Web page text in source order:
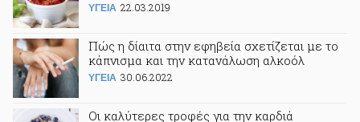
ΥΓΕΙΑ 22.03.2019
Πώς η δίαιτα στην εφηβεία σχετίζεται με το
κάπνισμα και την κατανάλωση αλκοόλ
ΥΓΕΙΑ 30.06.2022
Οι καλύτερες τροφές για την καρδιά